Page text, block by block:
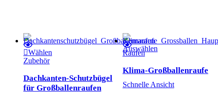
Wählen
Zubehör
Dachkanten-Schutzbügel
für Großballenraufen
AuswählenDieses Produkt weist mehrere Varianten auf. Die Optionen können auf der Produktseite gewählt werden
Raufen
Klima-Großballenraufe
Schnelle Ansicht